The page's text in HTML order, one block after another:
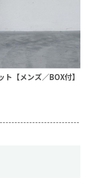
【メンズ／BOX付】